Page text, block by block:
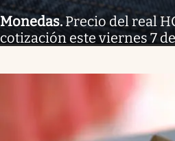
Monedas.Precio del real
cotización este viernes 7